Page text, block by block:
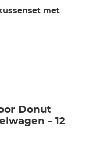
met
Donut
– 12